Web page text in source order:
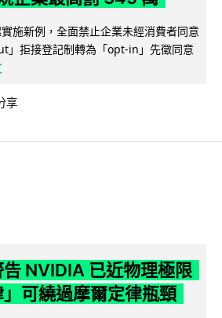
施新例，全面禁止企業未經消費者同意
」拒接登記制轉為「opt-in」先徵同意
享
NVIDIA 已近物理極限
可繞過摩爾定律瓶頸